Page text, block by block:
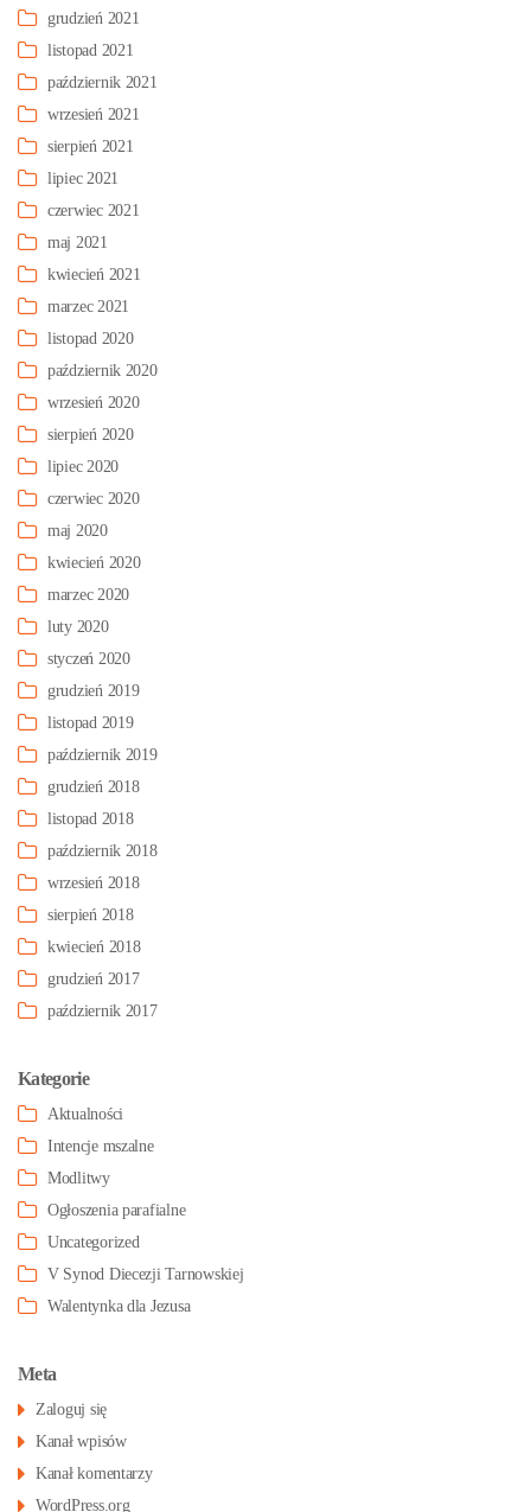
grudzień 2021
listopad 2021
październik 2021
wrzesień 2021
sierpień 2021
lipiec 2021
czerwiec 2021
maj 2021
kwiecień 2021
marzec 2021
listopad 2020
październik 2020
wrzesień 2020
sierpień 2020
lipiec 2020
czerwiec 2020
maj 2020
kwiecień 2020
marzec 2020
luty 2020
styczeń 2020
grudzień 2019
listopad 2019
październik 2019
grudzień 2018
listopad 2018
październik 2018
wrzesień 2018
sierpień 2018
kwiecień 2018
grudzień 2017
październik 2017
Kategorie
Aktualności
Intencje mszalne
Modlitwy
Ogłoszenia parafialne
Uncategorized
V Synod Diecezji Tarnowskiej
Walentynka dla Jezusa
Meta
Zaloguj się
Kanał wpisów
Kanał komentarzy
WordPress.org